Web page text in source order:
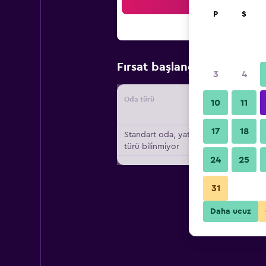
Fırsat başlangıç fiyatı ₺1.054
Oda türü Tedarikçi
Standart oda, yatak
türü bilinmiyor
P S
3 4
10 11
17 18
24 25
31
Daha ucuz